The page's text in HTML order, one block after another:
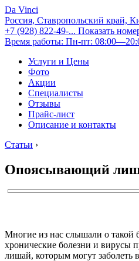
Da Vinci
Россия, Ставропольский край,
+7 (928) 822-49-... Показать
Время работы: Пн-пт:
Услуги и Цены
Фото
Акции
Специалисты
Отзывы
Прайс-лист
Описание и контакты
Статьи ›
Опоясывающий
Многие из нас слышали о такой
хронические болезни и вирусы
лишай, которым могут заболеть